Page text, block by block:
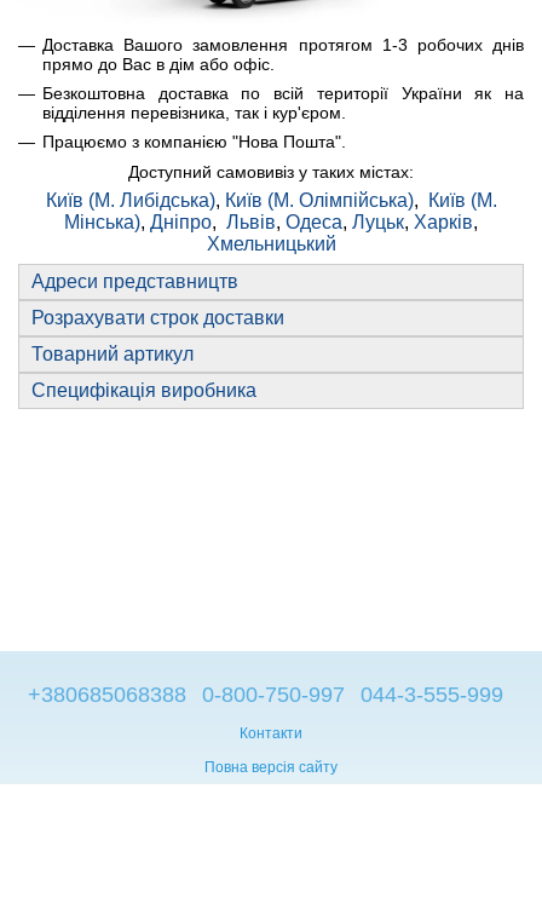
Доставка Вашого замовлення протягом 1-3 робочих днів
прямо до Вас в дім або офіс.
Безкоштовна доставка по всій території України як на
відділення перевізника, так і кур'єром.
Працюємо з компанією "Нова Пошта".
Доступний самовивіз у таких містах:
Київ (М. Либідська), Київ (М. Олімпійська),
Київ (М.
Мінська), Дніпро, Львів, Одеса, Луцьк, Харків,
Хмельницький
Адреси представництв
Розрахувати строк доставки
Товарний артикул
Специфікація виробника
+380685068388 0-800-750-997 044-3-555-999
Контакти
Повна версія сайту